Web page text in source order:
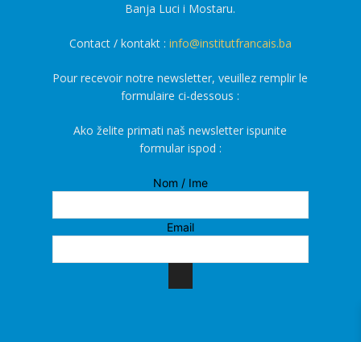
Banja Luci i Mostaru.
Contact / kontakt : info@institutfrancais.ba
Pour recevoir notre newsletter, veuillez remplir le
formulaire ci-dessous :
Ako želite primati naš newsletter ispunite
formular ispod :
Nom / Ime
Email